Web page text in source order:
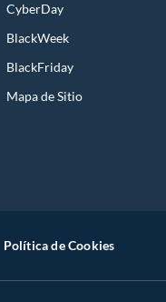
CyberDay
BlackWeek
BlackFriday
Mapa de Sitio
Política de Cookies